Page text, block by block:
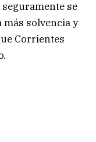
se
más solvencia y
Corrientes